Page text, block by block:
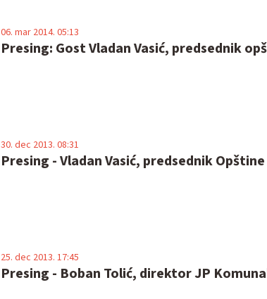
Presing: Gost Vladan Vasić, predsednik
06. mar 2014. 05:13
Presing - Vladan Vasić, predsednik
30. dec 2013. 08:31
Presing - Boban Tolić, direktor JP
25. dec 2013. 17:45